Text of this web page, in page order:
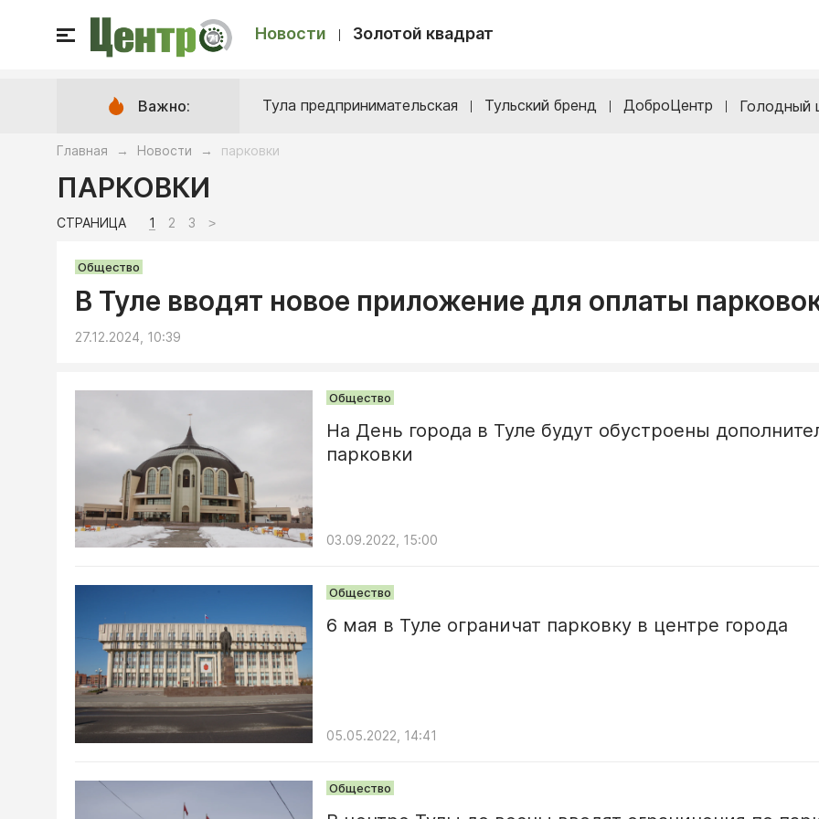
Новости Золотой квадрат
Важно: Тула предпринимательская Тульский бренд ДоброЦентр Голодный
Главная → Новости → парковки
ПАРКОВКИ
СТРАНИЦА 1 2 3 >
Общество
В Туле вводят новое приложение для оплаты
27.12.2024, 10:39
Общество
На День города в Туле будут обустроены
парковки
03.09.2022, 15:00
Общество
6 мая в Туле ограничат парковку в центре города
05.05.2022, 14:41
Общество